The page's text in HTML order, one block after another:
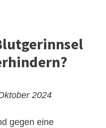
2024
gegen eine